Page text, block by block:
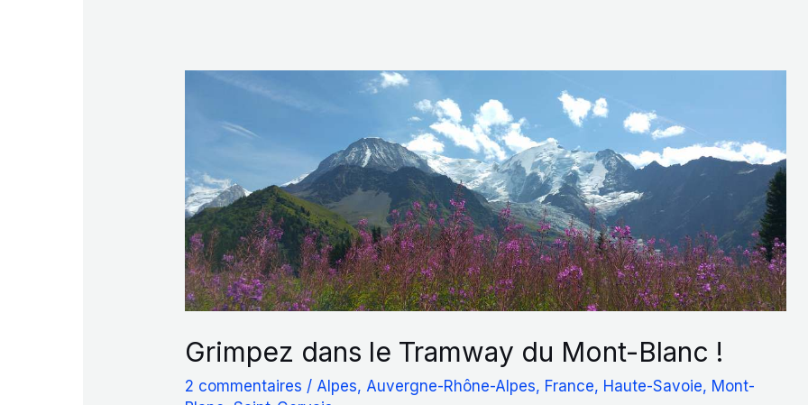
Grimpez dans le Tramway du Mont-Blanc !
2 commentaires / Alpes, Auvergne-Rhône-Alpes, France, Haute-Savoie, Mont-